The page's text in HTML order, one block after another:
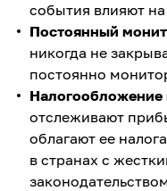
события влияют
Постоянный
никогда не
постоянно
отслеживают
облагают ее
в странах с